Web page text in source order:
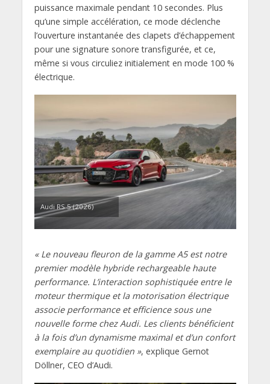
puissance maximale pendant 10 secondes. Plus
qu’une simple accélération, ce mode déclenche
l’ouverture instantanée des clapets d’échappement
pour une signature sonore transfigurée, et ce,
même si vous circuliez initialement en mode 100 %
électrique.
Audi RS 5 (2026)
« Le nouveau fleuron de la gamme A5 est notre
premier modèle hybride rechargeable haute
performance. L’interaction sophistiquée entre le
moteur thermique et la motorisation électrique
associe performance et efficience sous une
nouvelle forme chez Audi. Les clients bénéficient
à la fois d’un dynamisme maximal et d’un confort
exemplaire au quotidien », explique Gernot
Döllner, CEO d’Audi.